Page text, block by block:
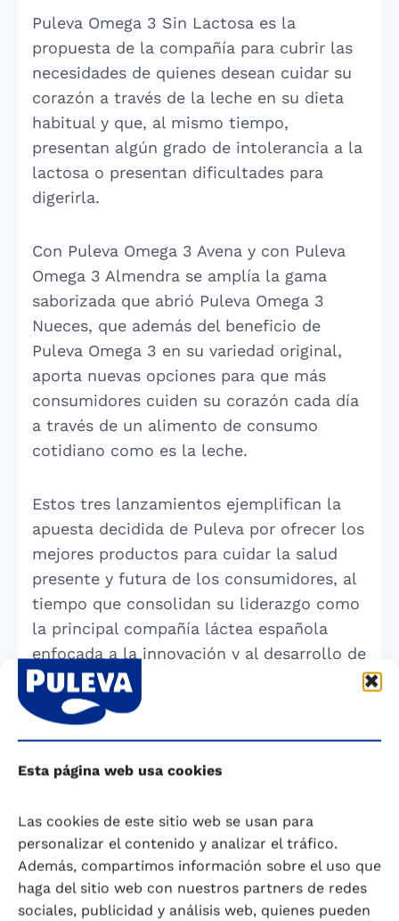
Esta página web usa cookies
Las cookies de este sitio web se usan para
personalizar el contenido y analizar el tráfico.
Además, compartimos información sobre el uso que
haga del sitio web con nuestros partners de redes
sociales, publicidad y análisis web, quienes pueden
Puleva Omega 3 Sin Lactosa es la
propuesta de la compañía para cubrir las
necesidades de quienes desean cuidar su
corazón a través de la leche en su dieta
habitual y que, al mismo tiempo,
presentan algún grado de intolerancia a la
lactosa o presentan dificultades para
digerirla.
Con Puleva Omega 3 Avena y con Puleva
Omega 3 Almendra se amplía la gama
saborizada que abrió Puleva Omega 3
Nueces, que además del beneficio de
Puleva Omega 3 en su variedad original,
aporta nuevas opciones para que más
consumidores cuiden su corazón cada día
a través de un alimento de consumo
cotidiano como es la leche.
Estos tres lanzamientos ejemplifican la
apuesta decidida de Puleva por ofrecer los
mejores productos para cuidar la salud
presente y futura de los consumidores, al
tiempo que consolidan su liderazgo como
la principal compañía láctea española
enfocada a la innovación y al desarrollo de
leches adaptadas.
COMPARTIR
Encuentra tu Puleva ideal